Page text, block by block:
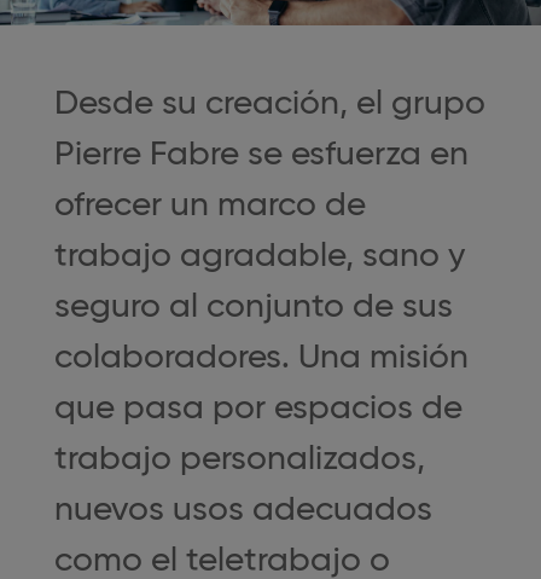
Desde su creación, el grupo
Pierre Fabre se esfuerza en
ofrecer un marco de
trabajo agradable, sano y
seguro al conjunto de sus
colaboradores. Una misión
que pasa por espacios de
trabajo personalizados,
nuevos usos adecuados
como el teletrabajo o